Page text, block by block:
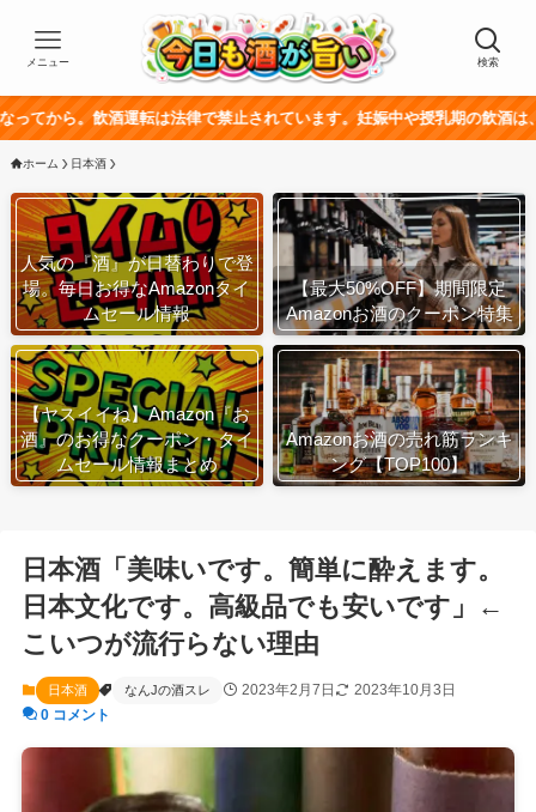
検索
メニュー
運転は法律で禁止されています。妊娠中や授乳期の飲酒は、胎児・乳幼
ホーム 日本酒
人気の『酒』が日替わりで登
場。毎日お得なAmazonタイ
ムセール情報
【最大50%OFF】期間限定
Amazonお酒のクーポン特集
【ヤスイイね】Amazon『お
酒』のお得なクーポン・タイ
ムセール情報まとめ
Amazonお酒の売れ筋ランキ
ング【TOP100】
日本酒「美味いです。簡単に酔えます。
日本文化です。高級品でも安いです」←
こいつが流行らない理由
日本酒 なんJの酒スレ 2023年2月7日
2023年10月3日
0 コメント